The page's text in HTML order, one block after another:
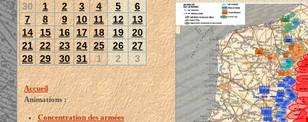
30
1 2 3 4 5
6
7
8 9 10 11 12
13
14 15 16 17 18 19
20
21 22 23 24 25 26
27
28 29 30 31 1 2 3
Accueil
Animations :
Concentration des armées